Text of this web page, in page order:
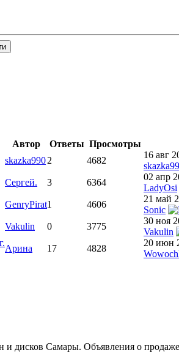
Автор Ответы Просмотры
skazka9902 4682
16 авг
Сергей. 3 6364
02 апр
LadyOsi
GenryPirat1 4606
21 май
Sonic
Vakulin 0 3775
30 ноя
Vakulin
Арина 17 4828
20 июн
дисков Самары. Объявления о